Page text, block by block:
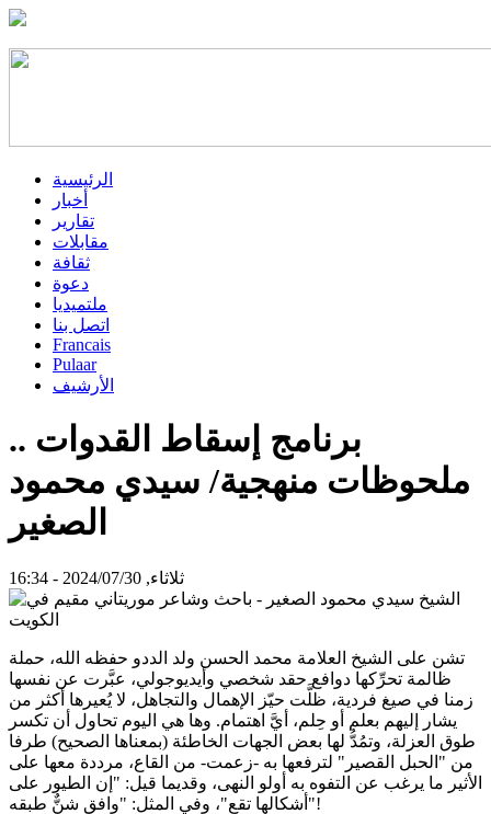
الرئيسية
أخبار
تقارير
مقابلات
ثقافة
دعوة
ملتميديا
اتصل بنا
Francais
Pulaar
الأرشيف
برنامج إسقاط القدوات ..
ملحوظات منهجية/ سيدي محمود
الصغير
ثلاثاء, 2024/07/30 - 16:34
تشن على الشيخ العلامة محمد الحسن ولد الددو حفظه الله، حملة
ظالمة تحرِّكها دوافع حقد شخصي وأيديوجولي، عبَّرت عن نفسها
زمنا في صيغ فردية، ظلَّت حيّز الإهمال والتجاهل، لا يُعيرها أكثر من
يشار إليهم بعلم أو حِلم، أيَّ اهتمام. وها هي اليوم تحاول أن تكسر
طوق العزلة، وتمُدُّ لها بعض الجهات الخاطئة (بمعناها الصحيح) طرفا
من "الحبل القصير" لترفعها به -زعمت- من القاع، مرددة معها على
الأثير ما يرغب عن التفوه به أولو النهى، وقديما قيل: "إن الطيور على
أشكالها تقع"، وفي المثل: "وافق شنٌّ طبقه"!